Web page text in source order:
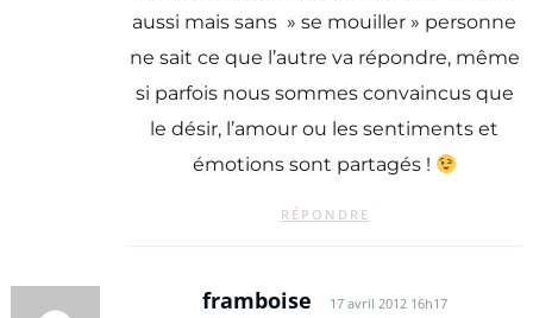
aussi mais sans » se mouiller » personne
ne sait ce que l’autre va répondre, même
si parfois nous sommes convaincus que
le désir, l’amour ou les sentiments et
émotions sont partagés !
RÉPONDRE
framboise 17 avril 2012 16h17